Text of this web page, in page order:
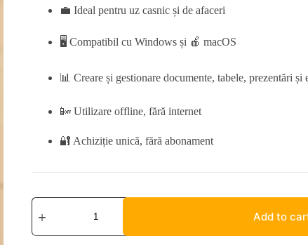
💼 Ideal pentru uz casnic și de afaceri
🖥️ Compatibil cu Windows și 🍎 macOS
📊 Creare și gestionare documente, tabele, prezentări și
📴 Utilizare offline, fără internet
🔐 Achiziție unică, fără abonament
Office
2024
&
Add to